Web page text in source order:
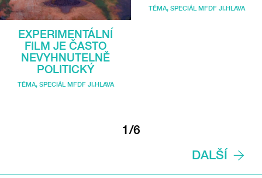
EXPERIMENTÁLNÍ
FILM JE ČASTO
NEVYHNUTELNĚ
POLITICKÝ
TÉMA, SPECIÁL MFDF JI.HLAVA
TÉMA, SPECIÁL MFDF JI.HLAVA
1/6
DALŠÍ